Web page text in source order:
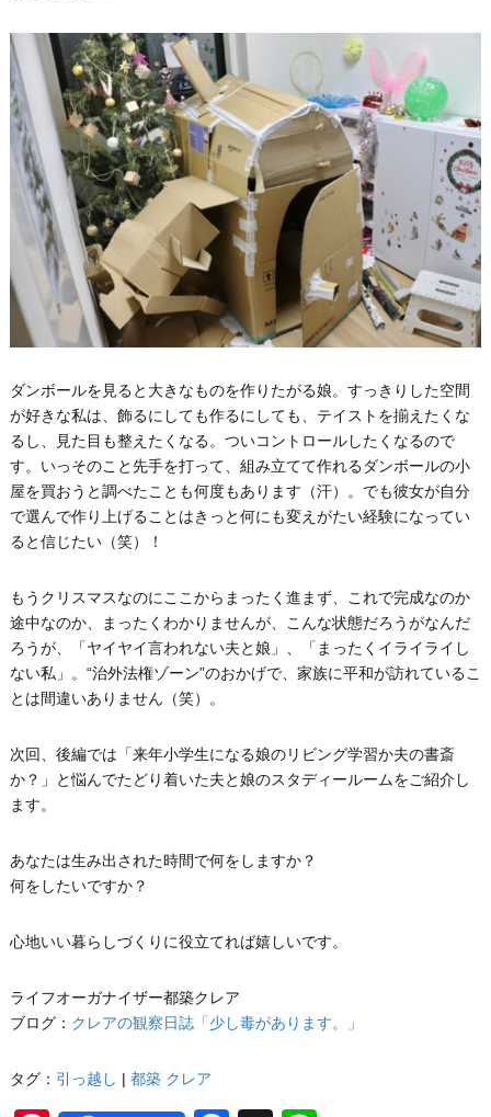
ダンボールを見ると大きなものを作りたがる娘。すっきりした空間
が好きな私は、飾るにしても作るにしても、テイストを揃えたくな
るし、見た目も整えたくなる。ついコントロールしたくなるので
す。いっそのこと先手を打って、組み立てて作れるダンボールの小
屋を買おうと調べたことも何度もあります（汗）。でも彼女が自分
で選んで作り上げることはきっと何にも変えがたい経験になってい
ると信じたい（笑）！
もうクリスマスなのにここからまったく進まず、これで完成なのか
途中なのか、まったくわかりませんが、こんな状態だろうがなんだ
ろうが、「ヤイヤイ言われない夫と娘」、「まったくイライライし
ない私」。“治外法権ゾーン”のおかげで、家族に平和が訪れているこ
とは間違いありません（笑）。
次回、後編では「来年小学生になる娘のリビング学習か夫の書斎
か？」と悩んでたどり着いた夫と娘のスタディールームをご紹介し
ます。
あなたは生み出された時間で何をしますか？
何をしたいですか？
心地いい暮らしづくりに役立てれば嬉しいです。
ライフオーガナイザー都築クレア
ブログ： クレアの観察日誌「少し毒があります。」
タグ： 引っ越し | 都築 クレア